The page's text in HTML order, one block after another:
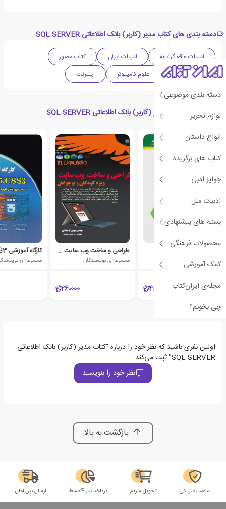
دسته بندی موضوعی
لوازم تحریر
انواع داستان
کتاب های برگزیده
جوایز ادبی
ادبیات ملل
بسته های پیشنهادی
محصولات فرهنگی
کمک آموزشی
مجله‌ی ایران‌کتاب
چی بخونم؟
دسته بندی های کتاب مدیر (کاربر) بانک اطلاعاتی SQL SERVER
ادبیات واقع گرایانه ادبیات ایران
کتاب مصور
برنامه نویسی
علوم کامپیوتر اینترنت
کتاب های مرتبط با مدیر (کاربر) بانک اطلاعاتی SQL SERVER
آموزش اسپرینگ بوت
مجموعه ی نویسندگان
48،000
طراحی و ساخت وب سایت ویژه کودکان و نوجوانان
مجموعه ی نویسندگان
26،000
مجموعه ی
اولین نفری باشید که نظر خود را درباره "کتاب مدیر (کاربر) بانک اطلاعاتی
SQL SERVER" ثبت می‌کند
نظر خود را بنویسید
بازگشت به بالا
سلامت فیزیکی تحویل سریع پرداخت در 4 قسط ارسال بین‌الملل